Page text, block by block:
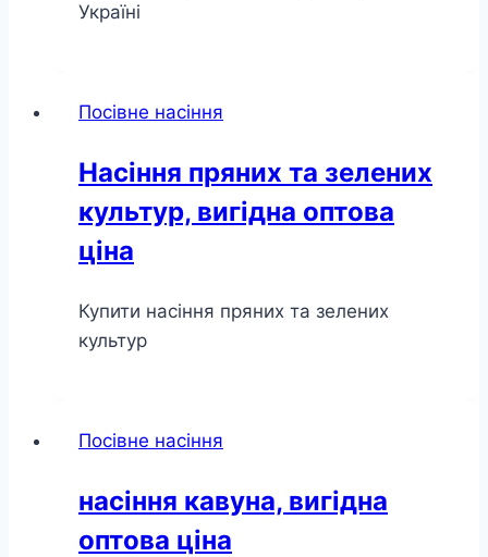
Україні
Посівне насіння
Насіння пряних та зелених
культур, вигідна оптова
ціна
Купити насіння пряних та зелених
культур
Посівне насіння
насіння кавуна, вигідна
оптова ціна